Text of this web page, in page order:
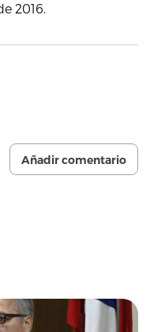
2016.
Añadir comentario